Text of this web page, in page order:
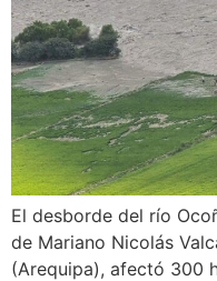
El desborde del río
de Mariano Nicolás
(Arequipa), afectó 300